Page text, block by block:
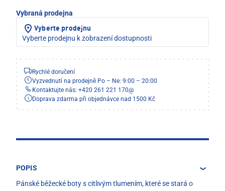
Vybraná prodejna
Vyberte prodejnu
Vyberte prodejnu k zobrazení dostupnosti
Rychlé doručení
Vyzvednutí na prodejně Po – Ne: 9:00 – 20:00
Kontaktujte nás: +420 261 221 170@
Doprava zdarma při objednávce nad 1500 Kč
POPIS
Pánské běžecké boty s citlivým tlumením, které se stará o